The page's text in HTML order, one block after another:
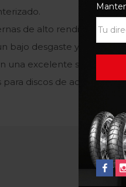
de alto rendimiento,
bajo desgaste y una alta
una excelente sensación
para discos de acero o